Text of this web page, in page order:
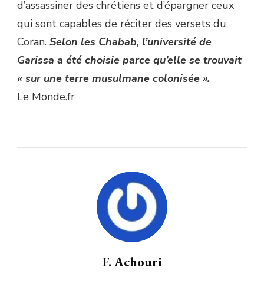
d’assassiner des chrétiens et d’épargner ceux
qui sont capables de réciter des versets du
Coran. Selon les Chabab, l’université de
Garissa a été choisie parce qu’elle se trouvait
« sur une terre musulmane colonisée ».
Le Monde.fr
F. Achouri